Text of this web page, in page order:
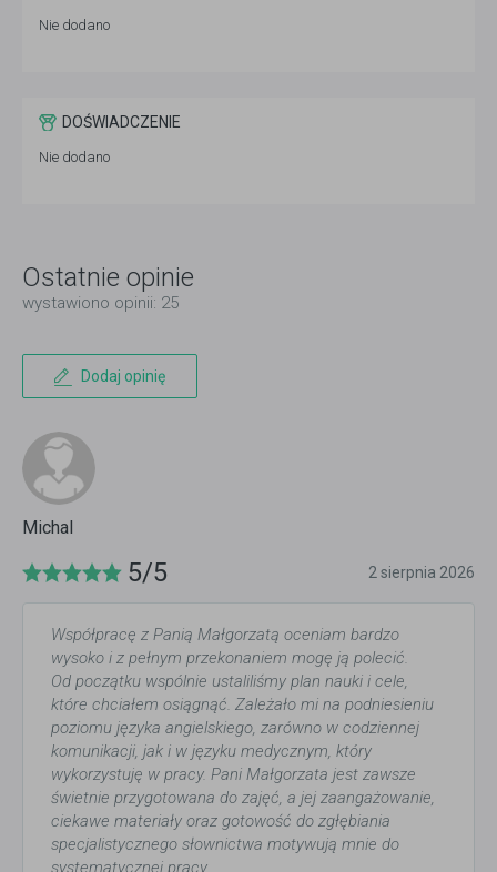
Nie dodano
DOŚWIADCZENIE
Nie dodano
Ostatnie opinie
wystawiono opinii: 25
Dodaj opinię
Michal
5/5 2 sierpnia 2026
Współpracę z Panią Małgorzatą oceniam bardzo
wysoko i z pełnym przekonaniem mogę ją polecić.
Od początku wspólnie ustaliliśmy plan nauki i cele,
które chciałem osiągnąć. Zależało mi na podniesieniu
poziomu języka angielskiego, zarówno w codziennej
komunikacji, jak i w języku medycznym, który
wykorzystuję w pracy. Pani Małgorzata jest zawsze
świetnie przygotowana do zajęć, a jej zaangażowanie,
ciekawe materiały oraz gotowość do zgłębiania
specjalistycznego słownictwa motywują mnie do
systematycznej pracy.